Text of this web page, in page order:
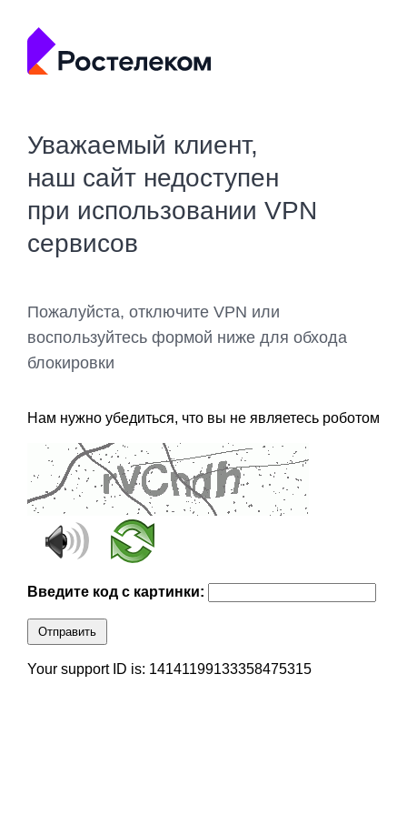
Уважаемый клиент,
наш сайт недоступен
при использовании VPN
сервисов
Пожалуйста, отключите VPN или
воспользуйтесь формой ниже для обхода
блокировки
Нам нужно убедиться, что вы не являетесь роботом
Введите код с картинки:
Отправить
Your support ID is: 14141199133358475315